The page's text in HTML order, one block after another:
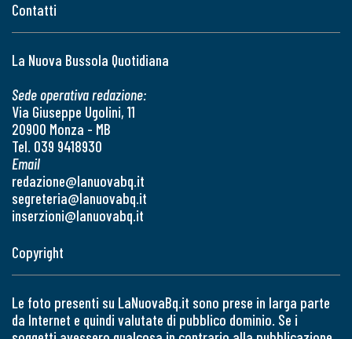
Contatti
La Nuova Bussola Quotidiana
Sede operativa redazione:
Via Giuseppe Ugolini, 11
20900 Monza - MB
Tel. 039 9418930
Email
redazione@lanuovabq.it
segreteria@lanuovabq.it
inserzioni@lanuovabq.it
Copyright
Le foto presenti su LaNuovaBq.it sono prese in larga parte
da Internet e quindi valutate di pubblico dominio. Se i